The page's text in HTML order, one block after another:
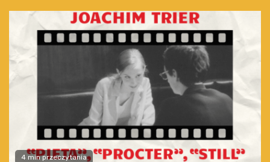
4 min przeczytania